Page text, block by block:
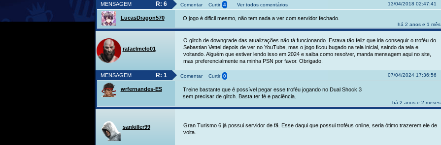
MENSAGEM R: 6 Comentar Curtir 4 Ver todos comentários 13/04/2018 02:47:41
LucasDragon570 O jogo é dificil mesmo, não tem nada a ver com servidor fechado.
há 2 anos e 1 mês
rafaelmelo01
O glitch de downgrade das atualizações não tá funcionando. Estava tão feliz que iria conseguir o troféu do
Sebastian Vettel depois de ver no YouTube, mas o jogo ficou bugado na tela inicial, saindo da tela e
voltando. Alguém que estiver lendo isso em 2024 e saiba como resolver, manda mensagem aqui no site,
mas preferencialmente na minha PSN por favor. Obrigado.
MENSAGEM R: 1 Comentar Curtir 0 07/04/2024 17:36:56
wrfernandes-ES
Treine bastante que é possível pegar esse troféu jogando no Dual Shock 3
sem precisar de glitch. Basta ter fé e paciência.
há 2 anos e 2 meses
sankiller99
Gran Turismo 6 já possui servidor de fã. Esse daqui que possui troféus online, seria ótimo trazerem ele de
volta.